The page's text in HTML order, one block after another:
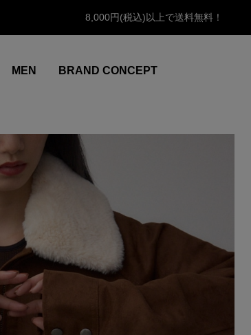
8,000円(税込)以上で送料無料！
MEN BRAND CONCEPT